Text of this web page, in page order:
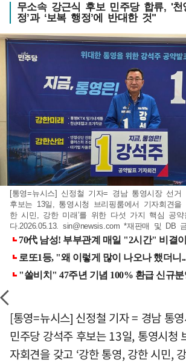
무소속 강근식 후보 민주당 합류, '천
정’과 ‘보복 행정’에 반대한 것"
[통영=뉴시스] 신정철 기자= 경남 통영시장 선거
후보는 13일, 통영시청 브리핑룸에서 기자회견
한 시민, 강한 미래’를 위한 다섯 가지 핵심 공약
다.2026.05.13. sin@newsis.com *재판매 및 DB
[통영=뉴시스] 신정철 기자 = 경남 통
민주당 강석주 후보는 13일, 통영시청
자회견을 갖고 ‘강한 통영, 강한 시민,